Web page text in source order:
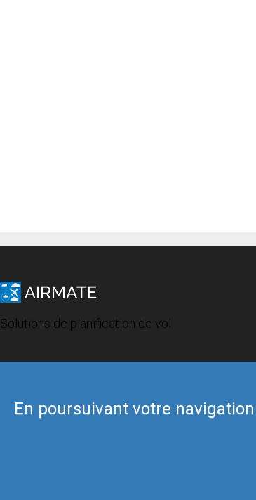
En poursuivant votre
Solutions de planification de vol